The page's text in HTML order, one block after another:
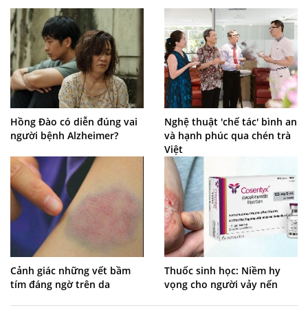
Hồng Đào có diễn đúng vai
người bệnh Alzheimer?
Nghệ thuật 'chế tác' bình an
và hạnh phúc qua chén trà
Việt
Cảnh giác những vết bầm
tím đáng ngờ trên da
Thuốc sinh học: Niềm hy
vọng cho người vảy nến